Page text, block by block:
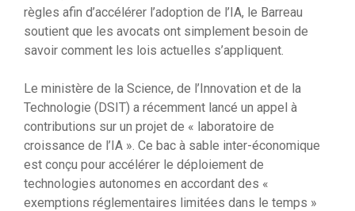
règles afin d’accélérer l’adoption de l’IA, le Barreau
soutient que les avocats ont simplement besoin de
savoir comment les lois actuelles s’appliquent.
Le ministère de la Science, de l’Innovation et de la
Technologie (DSIT) a récemment lancé un appel à
contributions sur un projet de « laboratoire de
croissance de l’IA ». Ce bac à sable inter-économique
est conçu pour accélérer le déploiement de
technologies autonomes en accordant des «
exemptions réglementaires limitées dans le temps »